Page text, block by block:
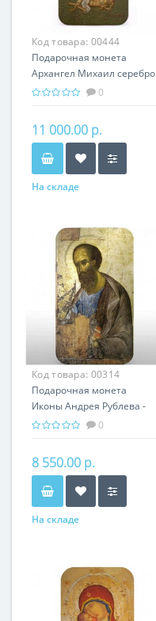
Код товара: 00444
Подарочная монета
Архангел Михаил серебро
31.10 гр - православные
0
11 000.00 р.
На складе
Код товара: 00314
Подарочная монета
Иконы Андрея Рублева -
Апостол Павел серебро
сувенир
0
8 550.00 р.
На складе